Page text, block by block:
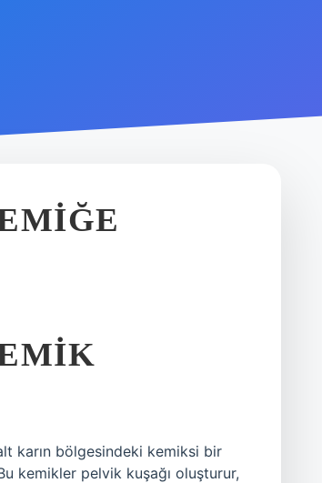
karın bölgesindeki kemiksi bir
kemikler pelvik kuşağı oluşturur,